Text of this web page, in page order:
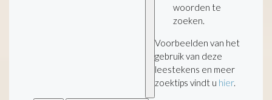
woorden te
zoeken.
Voorbeelden van het
gebruik van deze
leestekens en meer
zoektips vindt u hier.